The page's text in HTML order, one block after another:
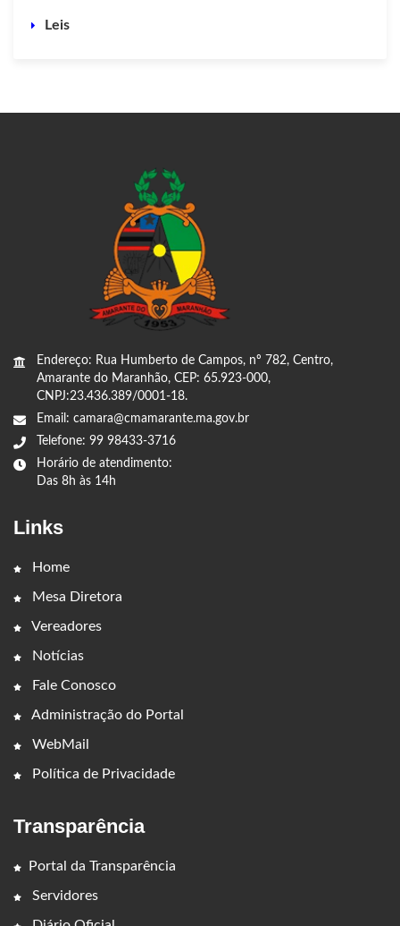
Leis
Endereço: Rua Humberto de Campos, nº 782, Centro,
Amarante do Maranhão, CEP: 65.923-000,
CNPJ:23.436.389/0001-18.
Email: camara@cmamarante.ma.gov.br
Telefone: 99 98433-3716
Horário de atendimento:
Das 8h às 14h
Links
Home
Mesa Diretora
Vereadores
Notícias
Fale Conosco
Administração do Portal
WebMail
Política de Privacidade
Transparência
Portal da Transparência
Servidores